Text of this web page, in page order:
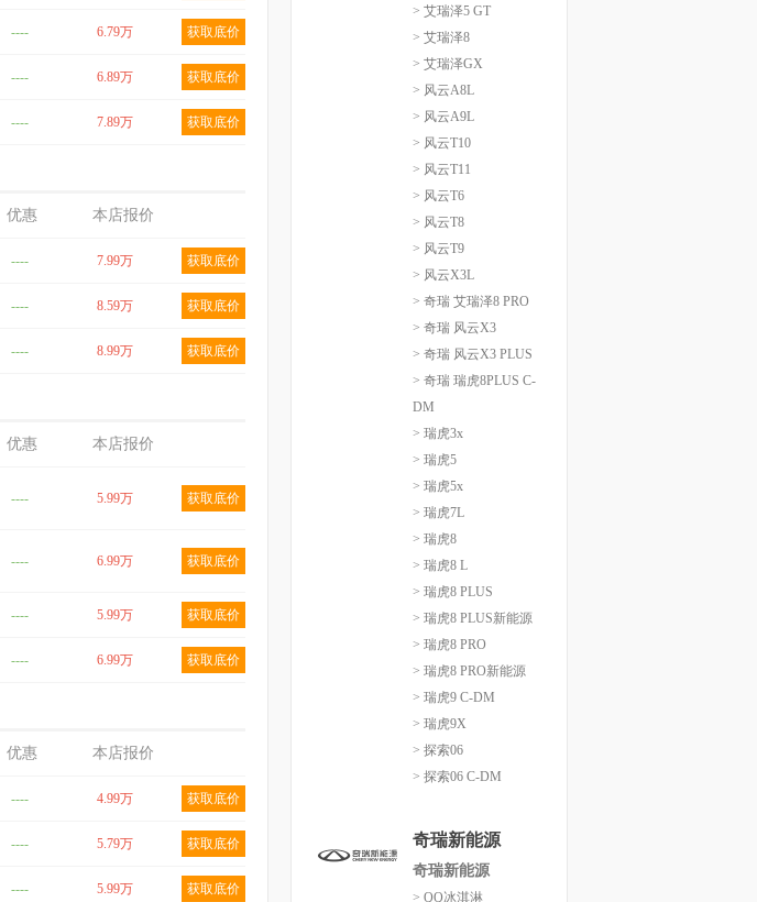
获取底价
QQ冰淇淋 2024款 青
春版 205km 圣代
获取底价
---- 6.79万 获取底价
---- 6.89万 获取底价
---- 7.89万 获取底价
优惠 本店报价
---- 7.99万 获取底价
---- 8.59万 获取底价
---- 8.99万 获取底价
优惠 本店报价
---- 5.99万 获取底价
---- 6.99万 获取底价
---- 5.99万 获取底价
---- 6.99万 获取底价
优惠 本店报价
---- 4.99万 获取底价
---- 5.79万 获取底价
---- 5.99万 获取底价
> 艾瑞泽5 GT
> 艾瑞泽8
> 艾瑞泽GX
> 风云A8L
> 风云A9L
> 风云T10
> 风云T11
> 风云T6
> 风云T8
> 风云T9
> 风云X3L
> 奇瑞 艾瑞泽8 PRO
> 奇瑞 风云X3
> 奇瑞 风云X3 PLUS
> 奇瑞 瑞虎8PLUS C-
DM
> 瑞虎3x
> 瑞虎5
> 瑞虎5x
> 瑞虎7L
> 瑞虎8
> 瑞虎8 L
> 瑞虎8 PLUS
> 瑞虎8 PLUS新能源
> 瑞虎8 PRO
> 瑞虎8 PRO新能源
> 瑞虎9 C-DM
> 瑞虎9X
> 探索06
> 探索06 C-DM
奇瑞新能源
奇瑞新能源
> QQ冰淇淋